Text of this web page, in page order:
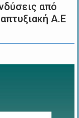
από
Α.Ε